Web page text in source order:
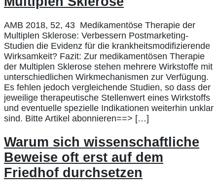
AMB 2018, 52, 43 Medikamentöse Therapie der
Multiplen Sklerose: Verbessern Postmarketing-
Studien die Evidenz für die krankheitsmodifizierende
Wirksamkeit? Fazit: Zur medikamentösen Therapie
der Multiplen Sklerose stehen mehrere Wirkstoffe mit
unterschiedlichen Wirkmechanismen zur Verfügung.
Es fehlen jedoch vergleichende Studien, so dass der
jeweilige therapeutische Stellenwert eines Wirkstoffs
und eventuelle spezielle Indikationen weiterhin unklar
sind. Bitte Artikel abonnieren==> […]
Warum sich wissenschaftliche
Beweise oft erst auf dem
Friedhof durchsetzen